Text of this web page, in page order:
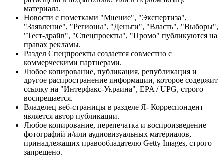
материала.
Новости с пометками "Мнение", "Экспертиза",
"Заявление", "Регионы", "Деньги", "Власть", "Выборы",
"Тест-драйв", "Спецпроекты", "Промо" публикуются на
правах рекламы.
Раздел Спецпроекты создается совместно с
коммерческими партнерами.
Любое копирование, публикация, републикация и
другое распространение информации, которое содержит
ссылку на "Интерфакс-Украина", EPA / UPG, строго
воспрещается.
Владелец веб-страницы в разделе Я- Корреспондент
является автор публикации.
Любое копирование, перепечатка и воспроизведение
фотографий и/или аудиовизуальных материалов,
принадлежащих правообладателю Getty Images, строго
запрещено.